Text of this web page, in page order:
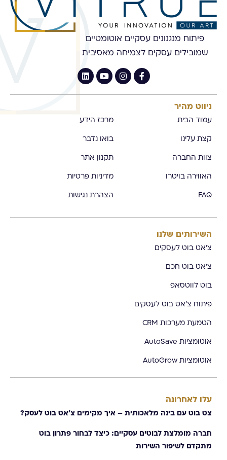
פיתוח מנגנונים עסקיים אוטומטיים
שמובילים עסקים לצמיחה מאסיבית
ניווט מהיר
עמוד הבית
קצת עלינו
צוות החברה
האווירה בויטרו
FAQ
מרכז הידע
בואו נדבר
תקנון אתר
מדיניות פרטיות
הצהרת נגישות
השירותים שלנו
צ'אט בוט לעסקים
צ'אט בוט חכם
בוט לווטסאפ
פיתוח צ'אט בוט לעסקים
הטמעת מערכות CRM
אוטומציות AutoSave
אוטומציות AutoGrow
עלו לאחרונה
צט בוט עם בינה מלאכותית – איך מקימים צ׳אט בוט לעסק?
חברה מומלצת לבוטים עסקיים: כיצד לבחור פתרון בוט
מתקדם לשיפור השירות